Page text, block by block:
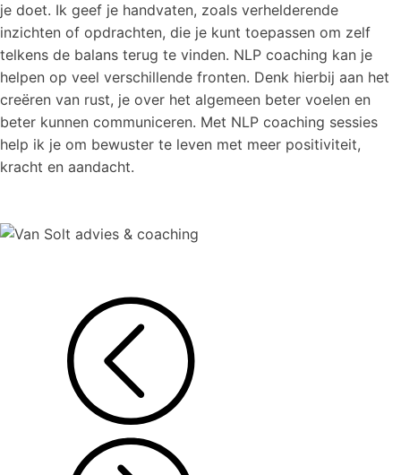
je doet. Ik geef je handvaten, zoals verhelderende
inzichten of opdrachten, die je kunt toepassen om zelf
telkens de balans terug te vinden. NLP coaching kan je
helpen op veel verschillende fronten. Denk hierbij aan het
creëren van rust, je over het algemeen beter voelen en
beter kunnen communiceren. Met NLP coaching sessies
help ik je om bewuster te leven met meer positiviteit,
kracht en aandacht.